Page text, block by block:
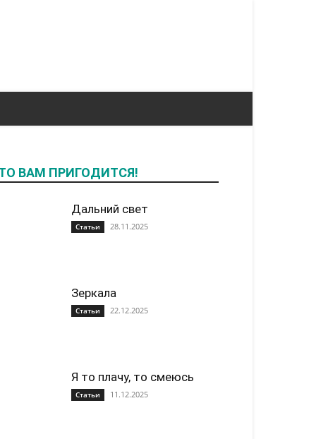
ВАМ ПРИГОДИТСЯ!
Дальний свет
Статьи 28.11.2025
Зеркала
Статьи 22.12.2025
Я то плачу, то смеюсь
Статьи 11.12.2025